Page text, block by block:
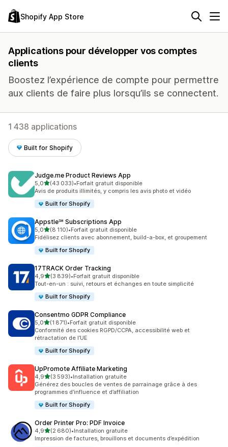
Shopify App Store
Applications pour développer vos comptes
clients
Boostez l’expérience de compte pour permettre
aux clients de faire plus lorsqu’ils se connectent.
1 438 applications
Built for Shopify
Judge.me Product Reviews App
5,0étoile(s) sur 5
(43 033)
43033 avis au total
•Forfait gratuit disponible
Avis de produits illimités, y compris les avis photo et vidéo
Built for Shopify
Appstle℠ Subscriptions App
5,0étoile(s) sur 5
(8 110)
8110 avis au total
•Forfait gratuit disponible
Fidélisez clients avec abonnement, build-a-box, et groupement
Built for Shopify
17TRACK Order Tracking
4,9étoile(s) sur 5
(3 839)
3839 avis au total
•Forfait gratuit disponible
Tout-en-un : suivi, retours et échanges en toute simplicité
Built for Shopify
Consentmo GDPR Compliance
5,0étoile(s) sur 5
(1 871)
1871 avis au total
•Forfait gratuit disponible
Conformité des cookies RGPD/CCPA, accessibilité web et
rétractation de l’UE
Built for Shopify
UpPromote Affiliate Marketing
4,9étoile(s) sur 5
(3 593)
3593 avis au total
•Installation gratuite
Générez des boucles de ventes de parrainage grâce à des
programmes d’influence et d’affiliation
Built for Shopify
Order Printer Pro: PDF Invoice
4,9étoile(s) sur 5
(2 680)
2680 avis au total
•Installation gratuite
Impression de factures, brouillons et documents d’expédition